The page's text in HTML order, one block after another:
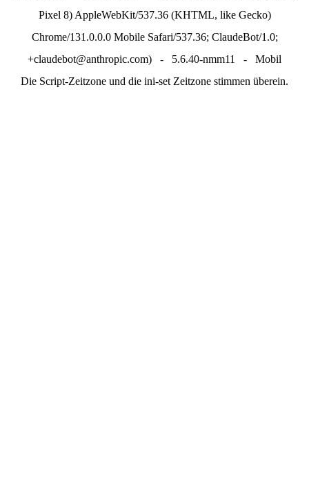
Pixel 8) AppleWebKit/537.36 (KHTML, like Gecko)
Chrome/131.0.0.0 Mobile Safari/537.36; ClaudeBot/1.0;
+claudebot@anthropic.com) - 5.6.40-nmm11 - Mobil
Die Script-Zeitzone und die ini-set Zeitzone stimmen überein.